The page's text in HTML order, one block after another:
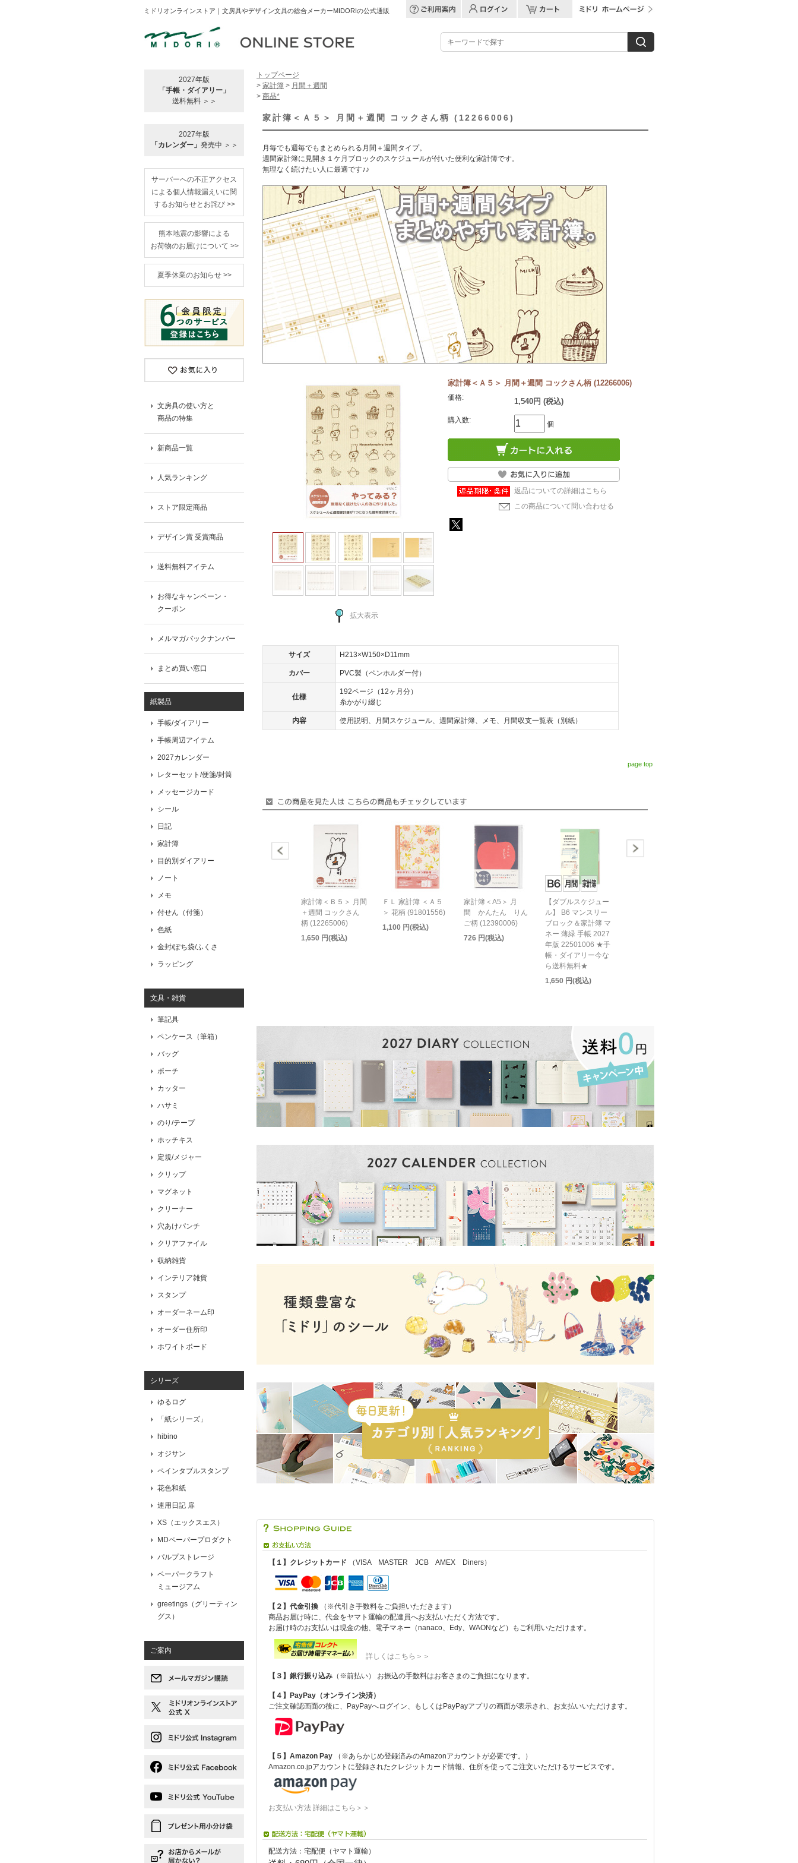
ミドリオンラインストア｜文房具やデザイン文具の総合メーカーMIDORIの公式通販
2027年版
「手帳・ダイアリー」
送料無料 ＞＞
2027年版
「カレンダー」 発売中 ＞＞
サーバーへの不正アクセス
による個人情報漏えいに関
するお知らせとお詫び >>
熊本地震の影響による
お荷物のお届けについて >>
夏季休業のお知らせ >>
文房具の使い方と
商品の特集
新商品一覧
人気ランキング
ストア限定商品
デザイン賞 受賞商品
送料無料アイテム
お得なキャンペーン・
クーポン
メルマガバックナンバー
まとめ買い窓口
紙製品
手帳/ダイアリー
手帳周辺アイテム
2027カレンダー
レターセット/便箋/封筒
メッセージカード
シール
日記
家計簿
目的別ダイアリー
ノート
メモ
付せん（付箋）
色紙
金封/ぽち袋/ふくさ
ラッピング
文具・雑貨
筆記具
ペンケース（筆箱）
バッグ
ポーチ
カッター
ハサミ
のり/テープ
ホッチキス
定規/メジャー
クリップ
マグネット
クリーナー
穴あけパンチ
クリアファイル
収納雑貨
インテリア雑貨
スタンプ
オーダーネーム印
オーダー住所印
ホワイトボード
シリーズ
ゆるログ
「紙シリーズ」
hibino
オジサン
ペインタブルスタンプ
花色和紙
連用日記 扉
XS（エックスエス）
MDペーパープロダクト
パルプストレージ
ペーパークラフト
ミュージアム
greetings（グリーティン
グス）
ご案内
トップページ
> 家計簿 > 月間＋週間
> 商品*
家計簿＜Ａ５＞ 月間＋週間 コックさん柄 (12266006)
月毎でも週毎でもまとめられる月間＋週間タイプ。
週間家計簿に見開き１ケ月ブロックのスケジュールが付いた便利な家計簿です。
無理なく続けたい人に最適です♪♪
拡大表示
家計簿＜Ａ５＞ 月間＋週間 コックさん柄 (12266006)
価格: 1,540円 (税込)
購入数: 個
返品についての詳細はこちら
この商品について問い合わせる
サイズ H213×W150×D11mm
カバー PVC製（ペンホルダー付）
仕様
192ページ（12ヶ月分）
糸かがり綴じ
内容 使用説明、月間スケジュール、週間家計簿、メモ、月間収支一覧表（別紙）
page top
家計簿＜Ｂ５＞ 月間
＋週間 コックさん
柄 (12265006)
1,650 円(税込)
ＦＬ 家計簿 ＜Ａ５
＞ 花柄 (91801556)
1,100 円(税込)
家計簿＜A5＞ 月
間 かんたん りん
ご柄 (12390006)
726 円(税込)
【ダブルスケジュー
ル】 B6 マンスリー
ブロック＆家計簿 マ
ネー 薄緑 手帳 2027
年版 22501006 ★手
帳・ダイアリー今な
ら送料無料★
1,650 円(税込)
【１】クレジットカード （VISA MASTER JCB AMEX Diners）
【２】代金引換 （※代引き手数料をご負担いただきます）
商品お届け時に、代金をヤマト運輸の配達員へお支払いただく方法です。
お届け時のお支払いは現金の他、電子マネー（nanaco、Edy、WAONなど）もご利用いただけます。
詳しくはこちら＞＞
【３】銀行振り込み （※前払い） お振込の手数料はお客さまのご負担になります。
【４】PayPay（オンライン決済）
ご注文確認画面の後に、PayPayへログイン、もしくはPayPayアプリの画面が表示され、お支払いいただけます。
【５】Amazon Pay （※あらかじめ登録済みのAmazonアカウントが必要です。）
Amazon.co.jpアカウントに登録されたクレジットカード情報、住所を使ってご注文いただけるサービスです。
お支払い方法 詳細はこちら＞＞
配送方法：宅配便（ヤマト運輸）